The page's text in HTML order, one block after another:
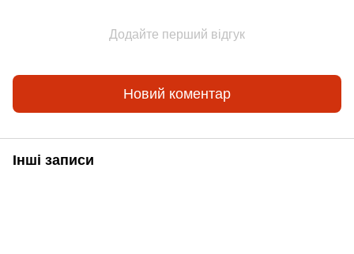
Додайте перший відгук
Новий коментар
Інші записи